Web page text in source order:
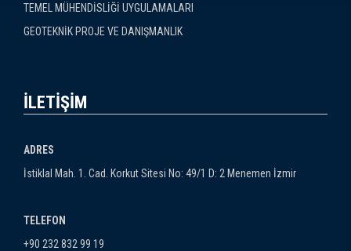
TEMEL MÜHENDİSLİĞİ UYGULAMALARI
GEOTEKNİK PROJE VE DANIŞMANLIK
İLETİŞİM
ADRES
İstiklal Mah. 1. Cad. Korkut Sitesi No: 49/1 D: 2 Menemen İzmir
TELEFON
+90 232 832 99 19